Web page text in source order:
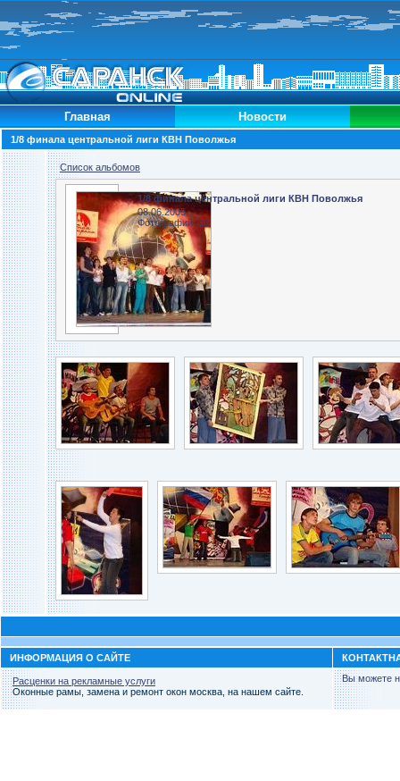
Главная Новости
1/8 финала центральной лиги КВН Поволжья
Список альбомов
1/8 финала центральной лиги КВН Поволжья
08.06.2005
Фотографий: 10
ИНФОРМАЦИЯ О САЙТЕ
Расценки на рекламные услуги
Оконные рамы, замена и ремонт окон москва, на нашем сайте.
Вы можете